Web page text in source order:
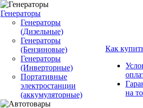
Генераторы
Генераторы
(Дизельные)
Генераторы
(Бензиновые)
Генераторы
(Инверторные)
Портативные
электростанции
(аккумуляторные)
Как
на